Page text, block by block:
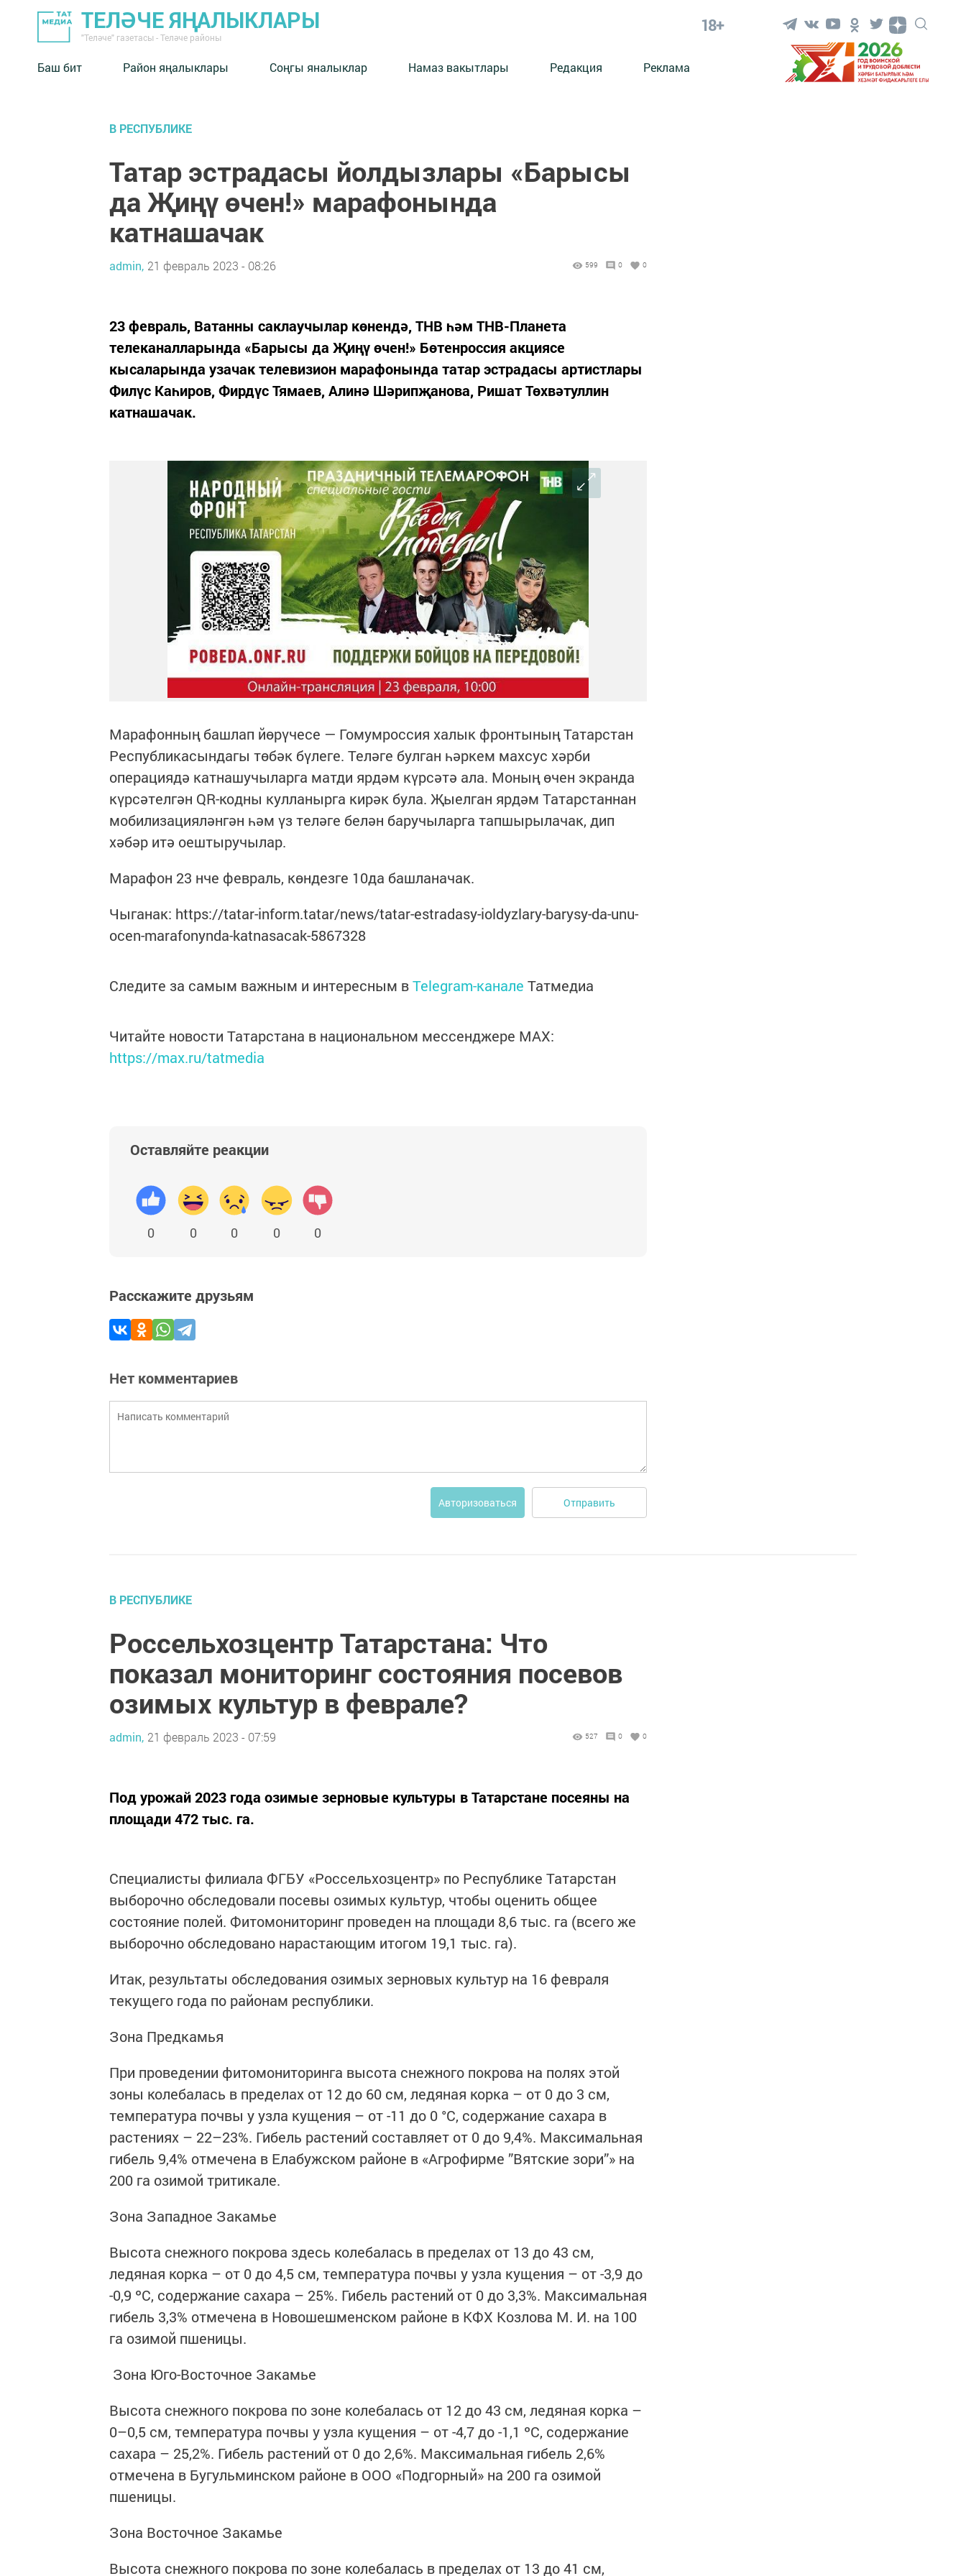
ТЕЛӘЧЕ ЯҢАЛЫКЛАРЫ
"Теләче" газетасы - Теләче районы
18+
Баш бит Район яңалыклары Соңгы яналыклар Намаз вакытлары Редакция Реклама
В РЕСПУБЛИКЕ
Татар эстрадасы йолдызлары «Барысы
да Җиңү өчен!» марафонында
катнашачак
admin, 21 февраль 2023 - 08:26 599 0 0
23 февраль, Ватанны саклаучылар көнендә, ТНВ һәм ТНВ-Планета
телеканалларында «Барысы да Җиңү өчен!» Бөтенроссия акциясе
кысаларында узачак телевизион марафонында татар эстрадасы артистлары
Филүс Каһиров, Фирдүс Тямаев, Алинә Шәрипҗанова, Ришат Төхвәтуллин
катнашачак.
Марафонның башлап йөрүчесе — Гомумроссия халык фронтының Татарстан
Республикасындагы төбәк бүлеге. Теләге булган һәркем махсус хәрби
операциядә катнашучыларга матди ярдәм күрсәтә ала. Моның өчен экранда
күрсәтелгән QR-кодны кулланырга кирәк була. Җыелган ярдәм Татарстаннан
мобилизацияләнгән һәм үз теләге белән баручыларга тапшырылачак, дип
хәбәр итә оештыручылар.
Марафон 23 нче февраль, көндезге 10да башланачак.
Чыганак: https://tatar-inform.tatar/news/tatar-estradasy-ioldyzlary-barysy-da-unu-
ocen-marafonynda-katnasacak-5867328
Следите за самым важным и интересным вTelegram-канале Татмедиа
Читайте новости Татарстана в национальном мессенджере MАХ:
https://max.ru/tatmedia
Оставляйте реакции
0 0 0 0 0
Расскажите друзьям
Нет комментариев
Авторизоваться Отправить
В РЕСПУБЛИКЕ
Россельхозцентр Татарстана: Что
показал мониторинг состояния посевов
озимых культур в феврале?
admin, 21 февраль 2023 - 07:59 527 0 0
Под урожай 2023 года озимые зерновые культуры в Татарстане посеяны на
площади 472 тыс. га.
Специалисты филиала ФГБУ «Россельхозцентр» по Республике Татарстан
выборочно обследовали посевы озимых культур, чтобы оценить общее
состояние полей. Фитомониторинг проведен на площади 8,6 тыс. га (всего же
выборочно обследовано нарастающим итогом 19,1 тыс. га).
Итак, результаты обследования озимых зерновых культур на 16 февраля
текущего года по районам республики.
Зона Предкамья
При проведении фитомониторинга высота снежного покрова на полях этой
зоны колебалась в пределах от 12 до 60 см, ледяная корка – от 0 до 3 см,
температура почвы у узла кущения – от -11 до 0 °С, содержание сахара в
растениях – 22–23%. Гибель растений составляет от 0 до 9,4%. Максимальная
гибель 9,4% отмечена в Елабужском районе в «Агрофирме ”Вятские зори”» на
200 га озимой тритикале.
Зона Западное Закамье
Высота снежного покрова здесь колебалась в пределах от 13 до 43 см,
ледяная корка – от 0 до 4,5 см, температура почвы у узла кущения – от -3,9 до
-0,9 ºС, содержание сахара – 25%. Гибель растений от 0 до 3,3%. Максимальная
гибель 3,3% отмечена в Новошешменском районе в КФХ Козлова М. И. на 100
га озимой пшеницы.
Зона Юго-Восточное Закамье
Высота снежного покрова по зоне колебалась от 12 до 43 см, ледяная корка –
0–0,5 см, температура почвы у узла кущения – от -4,7 до -1,1 ºС, содержание
сахара – 25,2%. Гибель растений от 0 до 2,6%. Максимальная гибель 2,6%
отмечена в Бугульминском районе в ООО «Подгорный» на 200 га озимой
пшеницы.
Зона Восточное Закамье
Высота снежного покрова по зоне колебалась в пределах от 13 до 41 см,